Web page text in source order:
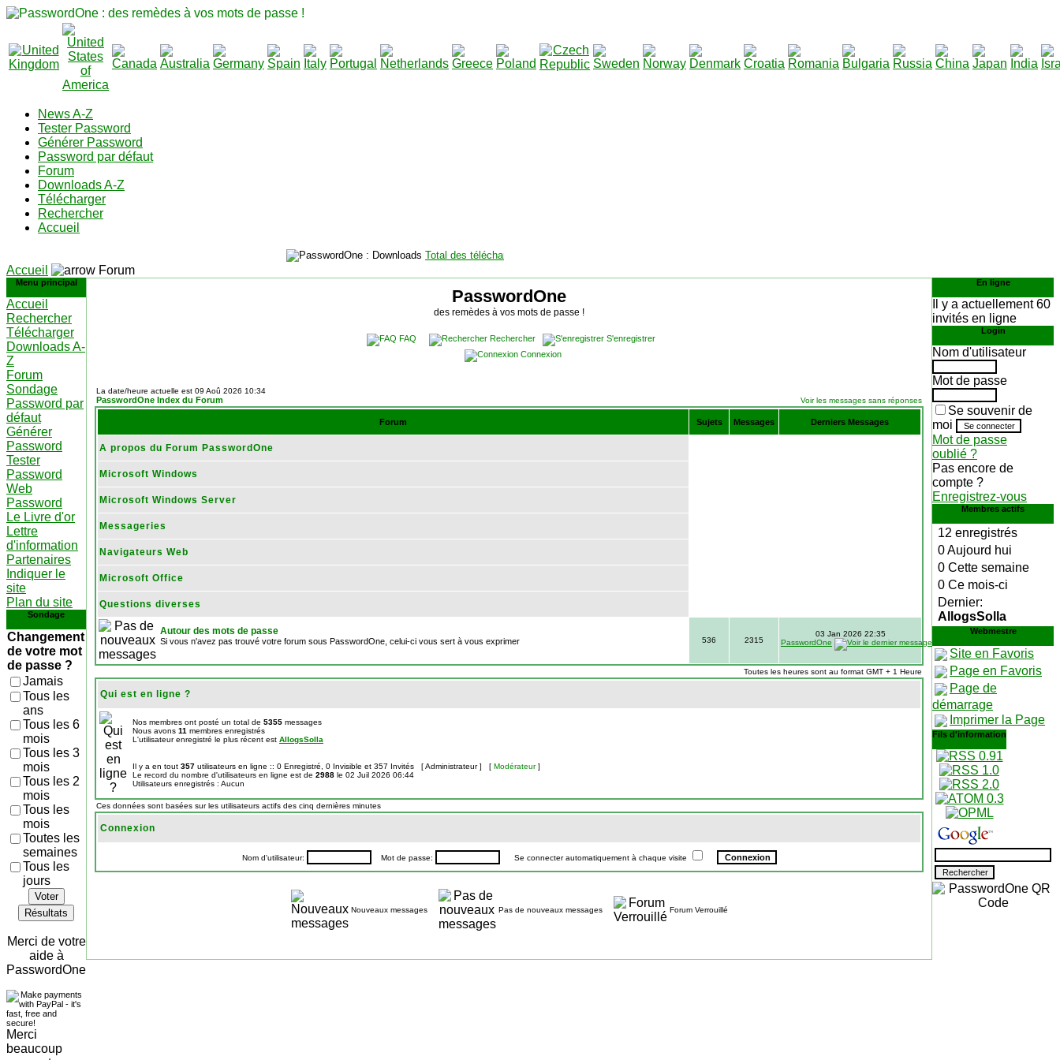
News A-Z
Tester Password
Générer Password
Password par défaut
Forum
Downloads A-Z
Télécharger
Rechercher
Accueil
Total des téléchargements
Accueil
Forum
Menu principal
Accueil
Rechercher
Télécharger
Downloads A-
Z
Forum
Sondage
Password par
défaut
Générer
Password
Tester
Password
Web
Password
Le Livre d'or
Lettre
d'information
Partenaires
Indiquer le
site
Plan du site
Sondage
Changement
de votre mot
de passe ?
Jamais
Tous les
ans
Tous les 6
mois
Tous les 3
mois
Tous les 2
mois
Tous les
mois
Toutes les
semaines
Tous les
jours
Voter
Résultats
Merci de votre
aide à
PasswordOne
Merci
beaucoup
PasswordOne
des remèdes à vos mots de passe !
FAQ Rechercher
S'enregistrer
Connexion
La date/heure actuelle est 09 Aoû 2026 10:34
PasswordOne Index du Forum Voir les messages sans réponses
Forum Sujets Messages Derniers Messages
A propos du Forum PasswordOne
Microsoft Windows
Microsoft Windows Server
Messageries
Navigateurs Web
Microsoft Office
Questions diverses
Autour des mots de passe
Si vous n'avez pas trouvé votre forum sous PasswordOne, celui-ci vous sert à vous exprimer 536 2315
03 Jan 2026 22:35
PasswordOne
Toutes les heures sont au format GMT + 1 Heure
Qui est en ligne ?
Nos membres ont posté un total de 5355 messages
Nous avons 11 membres enregistrés
L'utilisateur enregistré le plus récent est AllogsSolla
Il y a en tout 357 utilisateurs en ligne :: 0 Enregistré, 0 Invisible et 357 Invités [Administrateur] [ Modérateur]
Le record du nombre d'utilisateurs en ligne est de 2988 le 02 Juil 2026 06:44
Utilisateurs enregistrés : Aucun
Ces données sont basées sur les utilisateurs actifs des cinq dernières minutes
Connexion
Nom d'utilisateur: Mot de passe: Se connecter automatiquement à chaque visite
Nouveaux messages Pas de nouveaux messages Forum Verrouillé
En ligne
Il y a actuellement 60
invités en ligne
Login
Nom d'utilisateur
Mot de passe
Se souvenir de
moi
Mot de passe
oublié ?
Pas encore de
compte ?
Enregistrez-vous
Membres actifs
12 enregistrés
0 Aujourd hui
0 Cette semaine
0 Ce mois-ci
Dernier:
AllogsSolla
Webmestre
Site en Favoris
Page en Favoris
Page de
démarrage
Imprimer la Page
Fils d'information